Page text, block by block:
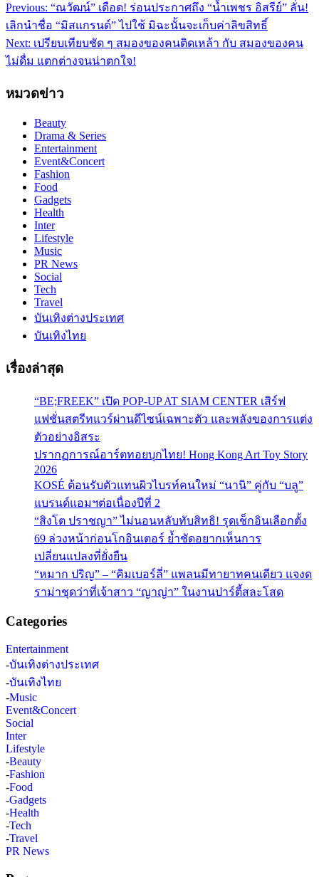
แนะแนว
เรื่อง
Previous: “ณวัฒน์” เดือด! ร่อนประกาศถึง “น้ำเพชร อิสรีย์” ลั่น!
เลิกนำชื่อ “มิสแกรนด์” ไปใช้ มิฉะนั้นจะเก็บค่าลิขสิทธิ์
Next: เปรียบเทียบชัด ๆ สมองของคนติดเหล้า กับ สมองของคน
ไม่ดื่ม แตกต่างจนน่าตกใจ!
หมวดข่าว
Beauty
Drama & Series
Entertainment
Event&Concert
Fashion
Food
Gadgets
Health
Inter
Lifestyle
Music
PR News
Social
Tech
Travel
บันเทิงต่างประเทศ
บันเทิงไทย
เรื่องล่าสุด
“BE;FREEK” เปิด POP-UP AT SIAM CENTER เสิร์ฟ
แฟชั่นสตรีทแวร์ผ่านดีไซน์เฉพาะตัว และพลังของการแต่ง
ตัวอย่างอิสระ
ปรากฏการณ์อาร์ตทอยบุกไทย! Hong Kong Art Toy Story
2026
KOSÉ ต้อนรับตัวแทนผิวไบรท์คนใหม่ “นานิ” คู่กับ “บลู”
แบรนด์แอมฯต่อเนื่องปีที่ 2
“สิงโต ปราชญา” ไม่นอนหลับทับสิทธิ! รุดเช็กอินเลือกตั้ง
69 ล่วงหน้าก่อนโกอินเตอร์ ย้ำชัดอยากเห็นการ
เปลี่ยนแปลงที่ยั่งยืน
“หมาก ปริญ” – “คิมเบอร์ลี่” แพลนมีทายาทคนเดียว แจงด
ราม่าชุดว่าที่เจ้าสาว “ญาญ่า” ในงานปาร์ตี้สละโสด
Categories
Entertainment
-บันเทิงต่างประเทศ
-บันเทิงไทย
-Music
Event&Concert
Social
Inter
Lifestyle
-Beauty
-Fashion
-Food
-Gadgets
-Health
-Tech
-Travel
PR News